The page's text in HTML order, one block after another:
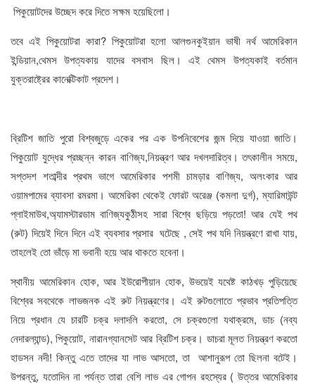
পিকুয়োটদের উচ্ছেদ করে দিতে সক্ষম হয়েছিলো।
তবে এই পিকুয়োটরা কারা? পিকুয়োটরা হলো আলগুনকুইয়ান ভাষী নর্থ আমেরিকান
ইন্ডিয়ান,থেমস উপত্যকায় যাদের বসবাস ছিল। এই থেমস উপত্যকাই বর্তমান
যুক্তরাষ্ট্রের কানেক্টিকাট প্রদেশ।
ব্রিটিশ জাতি পুরো বিশ্বজুড়ে একের পর এক উপনিবেশের জন্ম দিয়ে যাওয়া জাতি।
পিকুয়োট যুদ্ধের প্রচ্ছন্ন কারন বাণিজ্য,নিয়ন্ত্রণ আর দখলদারিত্ব। তৎকালীন সময়ে,
সপ্তদশ শতাব্দীর প্রথম ভাগে আমেরিকার পশমী চামড়ার বাণিজ্য, অলংকার আর
ওয়ামপামের ব্যাবসা রমরমা। আমেরিকা থেকেই ফোরট অরেঞ্জ (কমলা দুর্গ), ম্যারিমাউন্ট
প্লাইমাউথ,অ্যামস্টারডাম বাণিজ্যকুঠীসহ সারা বিশ্বে ছড়িয়ে পড়তো! আর যেই পথ
(রুট) দিয়েই দিনে দিনে এই ব্যবসার প্রসার ঘটেছে , সেই পথ যদি নিয়ন্ত্রণে রাখা যায়,
তাহলেই তো ভাঁড়ে মা ভবানী হয়ে আর থাকতে হবেনা।
স্থানীয় আমেরিকান হোক, আর ইউরোপীয়ান হোক, উভয়েই যথেষ্ট কাঠখড় পুড়িয়েছে
বিশ্বের সবথেকে লাভজনক এই রুট নিয়ন্ত্রণের। এই রুটগুলোতে প্রভাব প্রতিপত্তি
নিয়ে প্রধান যে চারটি চক্র দলাদলি করতো, সে চক্রগুলো যথাক্রমে, ডাচ (নব্য
নেদারল্যান্ড), পিকুয়োট, নারানগ্যানসেট আর ব্রিটিশ চক্র। ডাচরা মূলত নিয়ন্ত্রণ করতো
হাডসন নদী! কিন্তু এতে তাদের যা লাভ আসতো, তা আশানুরূপ তো ছিলনা বটেই।
উপরন্তু, যতোদিন না পর্যন্ত তারা বেশি লাভ এর গোপন রহস্যের ( উত্তর আমেরিকার